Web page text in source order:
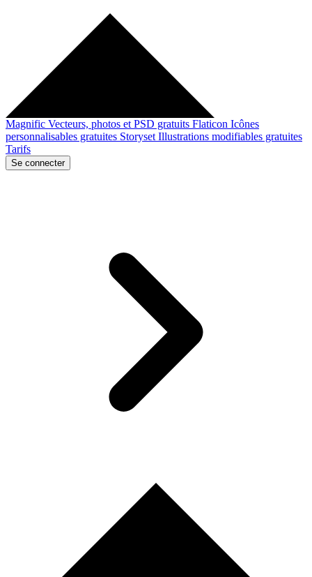
Magnific Vecteurs, photos et PSD gratuits Flaticon Icônes
personnalisables gratuites Storyset Illustrations modifiables gratuites
Tarifs
Se connecter